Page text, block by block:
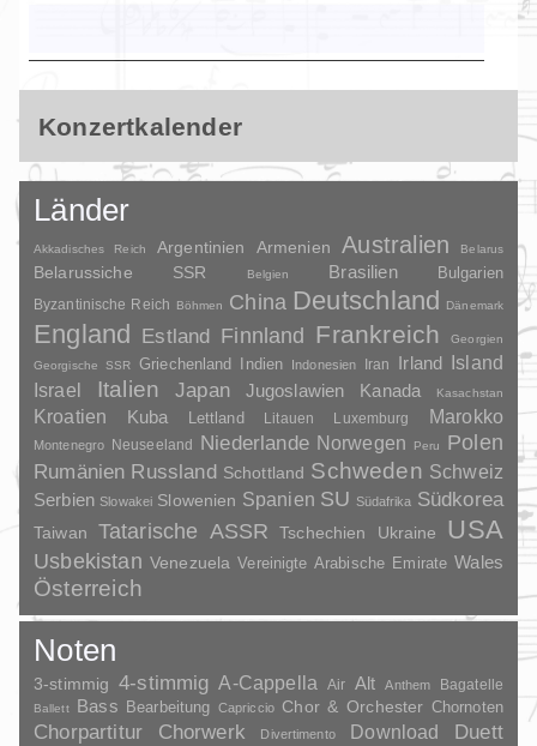
Konzertkalender
Länder
Akkadisches Reich Argentinien Armenien Australien Belarus
Belarussiche SSR Belgien Brasilien Bulgarien
Byzantinische Reich Böhmen China Deutschland Dänemark
England Estland Finnland Frankreich
Georgien
Georgische SSR
Griechenland Indien Indonesien Iran Irland
Island
Israel
Italien Japan Jugoslawien Kanada Kasachstan
Kroatien Kuba Lettland Litauen Luxemburg Marokko
Montenegro Neuseeland Niederlande Norwegen Peru
Polen
Rumänien Russland Schottland Schweden Schweiz
Serbien Slowakei Slowenien Spanien SU Südafrika Südkorea
Taiwan Tatarische ASSR Tschechien Ukraine USA
Usbekistan Venezuela Vereinigte Arabische Emirate Wales
Österreich
Noten
3-stimmig 4-stimmig A-Cappella Air Alt Anthem Bagatelle
Ballett Bass Bearbeitung Capriccio Chor & Orchester Chornoten
Chorpartitur Chorwerk Divertimento Download
Duett